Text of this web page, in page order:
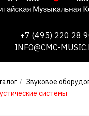
+7 (495) 220 28
INFO@CMC-
/ Звуковое
системы